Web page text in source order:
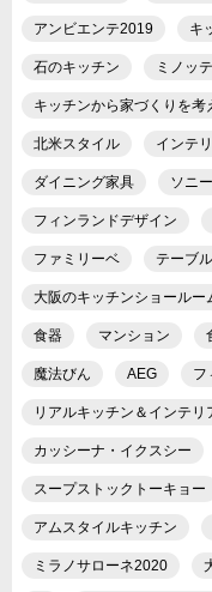
アンビエンテ2019 キ
石のキッチン ミノッ
キッチンから家づくりを考
北米スタイル インテ
ダイニング家具 ソニー
フィンランドデザイン
ファミリーベ テーブ
大阪のキッチンショールー
食器 マンション
魔法びん AEG フ
リアルキッチン＆インテリ
カッシーナ・イクスシー
スープストックトーキョー
アムスタイルキッチン
ミラノサローネ2020